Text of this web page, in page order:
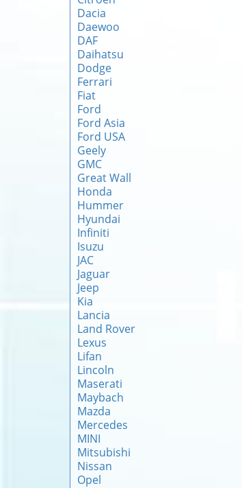
Dacia
Daewoo
DAF
Daihatsu
Dodge
Ferrari
Fiat
Ford
Ford Asia
Ford USA
Geely
GMC
Great Wall
Honda
Hummer
Hyundai
Infiniti
Isuzu
JAC
Jaguar
Jeep
Kia
Lancia
Land Rover
Lexus
Lifan
Lincoln
Maserati
Maybach
Mazda
Mercedes
MINI
Mitsubishi
Nissan
Opel